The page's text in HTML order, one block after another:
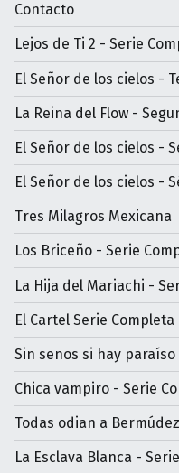
Contacto
Lejos de Ti 2 - Serie
El Señor de los cielos -
La Reina del Flow -
El Señor de los cielos -
El Señor de los cielos -
Tres Milagros Mexicana
Los Briceño - Serie
La Hija del Mariachi -
El Cartel Serie
Sin senos si hay
Chica vampiro - Serie
Todas odian a
La Esclava Blanca -